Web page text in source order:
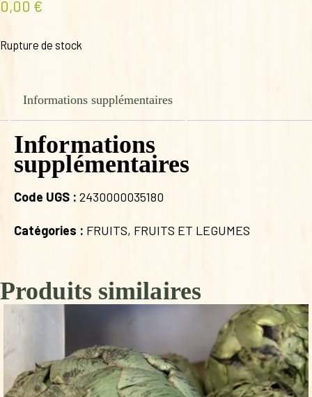
0,00 €
Rupture de stock
Informations supplémentaires
Informations
supplémentaires
Code UGS : 2430000035180
Catégories : FRUITS, FRUITS ET LEGUMES
Produits similaires